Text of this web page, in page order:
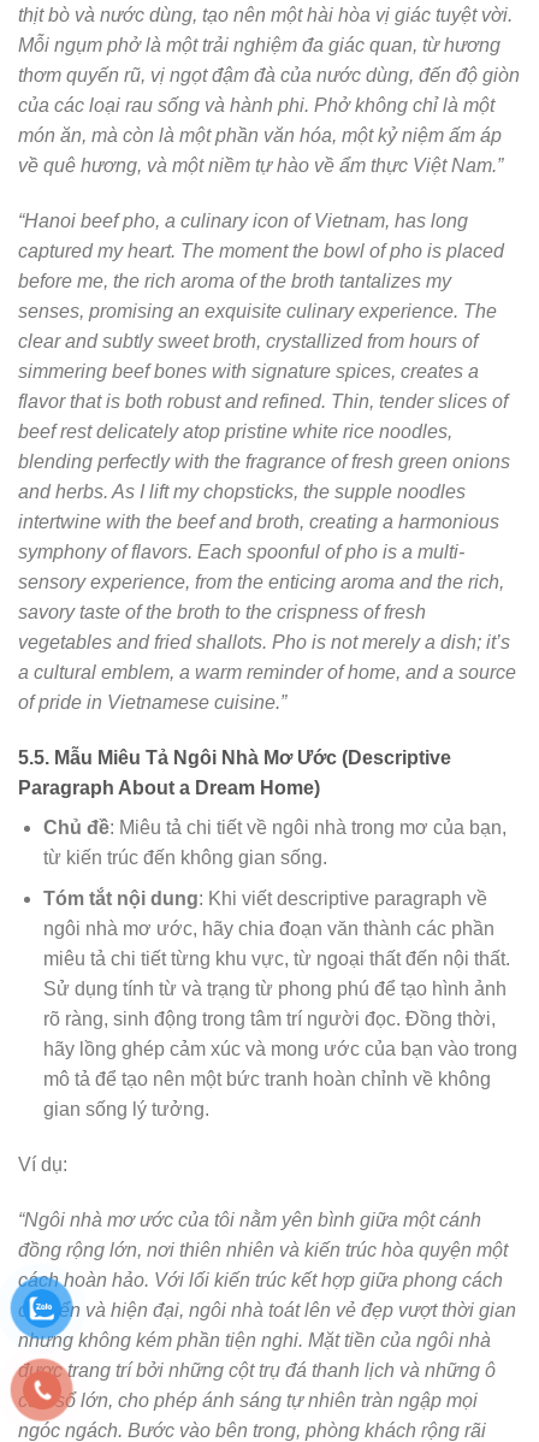
thịt bò và nước dùng, tạo nên một hài hòa vị giác tuyệt vời.
Mỗi ngụm phở là một trải nghiệm đa giác quan, từ hương
thơm quyến rũ, vị ngọt đậm đà của nước dùng, đến độ giòn
của các loại rau sống và hành phi. Phở không chỉ là một
món ăn, mà còn là một phần văn hóa, một kỷ niệm ấm áp
về quê hương, và một niềm tự hào về ẩm thực Việt Nam.”
“Hanoi beef pho, a culinary icon of Vietnam, has long
captured my heart. The moment the bowl of pho is placed
before me, the rich aroma of the broth tantalizes my
senses, promising an exquisite culinary experience. The
clear and subtly sweet broth, crystallized from hours of
simmering beef bones with signature spices, creates a
flavor that is both robust and refined. Thin, tender slices of
beef rest delicately atop pristine white rice noodles,
blending perfectly with the fragrance of fresh green onions
and herbs. As I lift my chopsticks, the supple noodles
intertwine with the beef and broth, creating a harmonious
symphony of flavors. Each spoonful of pho is a multi-
sensory experience, from the enticing aroma and the rich,
savory taste of the broth to the crispness of fresh
vegetables and fried shallots. Pho is not merely a dish; it’s
a cultural emblem, a warm reminder of home, and a source
of pride in Vietnamese cuisine.”
5.5. Mẫu Miêu Tả Ngôi Nhà Mơ Ước (Descriptive
Paragraph About a Dream Home)
Chủ đề: Miêu tả chi tiết về ngôi nhà trong mơ của bạn,
từ kiến trúc đến không gian sống.
Tóm tắt nội dung: Khi viết descriptive paragraph về
ngôi nhà mơ ước, hãy chia đoạn văn thành các phần
miêu tả chi tiết từng khu vực, từ ngoại thất đến nội thất.
Sử dụng tính từ và trạng từ phong phú để tạo hình ảnh
rõ ràng, sinh động trong tâm trí người đọc. Đồng thời,
hãy lồng ghép cảm xúc và mong ước của bạn vào trong
mô tả để tạo nên một bức tranh hoàn chỉnh về không
gian sống lý tưởng.
Ví dụ:
“Ngôi nhà mơ ước của tôi nằm yên bình giữa một cánh
đồng rộng lớn, nơi thiên nhiên và kiến trúc hòa quyện một
cách hoàn hảo. Với lối kiến trúc kết hợp giữa phong cách
cổ điển và hiện đại, ngôi nhà toát lên vẻ đẹp vượt thời gian
nhưng không kém phần tiện nghi. Mặt tiền của ngôi nhà
được trang trí bởi những cột trụ đá thanh lịch và những ô
cửa sổ lớn, cho phép ánh sáng tự nhiên tràn ngập mọi
ngóc ngách. Bước vào bên trong, phòng khách rộng rãi